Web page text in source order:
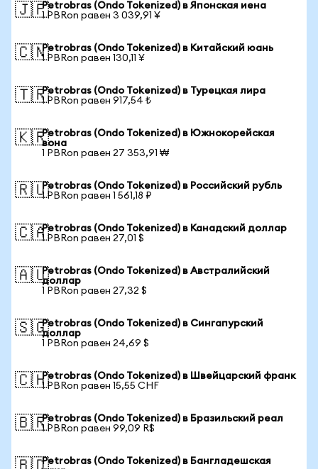
🇯🇵Petrobras (Ondo Tokenized) в Японская иена
1 PBRon равен 3 039,91 ¥
🇨🇳Petrobras (Ondo Tokenized) в Китайский юань
1 PBRon равен 130,11 ¥
🇹🇷Petrobras (Ondo Tokenized) в Турецкая лира
1 PBRon равен 917,54 ₺
🇰🇷Petrobras (Ondo Tokenized) в Южнокорейская
вона
1 PBRon равен 27 353,91 ₩
🇷🇺Petrobras (Ondo Tokenized) в Российский рубль
1 PBRon равен 1 561,18 ₽
🇨🇦Petrobras (Ondo Tokenized) в Канадский доллар
1 PBRon равен 27,01 $
🇦🇺Petrobras (Ondo Tokenized) в Австралийский
доллар
1 PBRon равен 27,32 $
🇸🇬Petrobras (Ondo Tokenized) в Сингапурский
доллар
1 PBRon равен 24,69 $
🇨🇭Petrobras (Ondo Tokenized) в Швейцарский франк
1 PBRon равен 15,55 CHF
🇧🇷Petrobras (Ondo Tokenized) в Бразильский реал
1 PBRon равен 99,09 R$
Petrobras (Ondo Tokenized) в Бангладешская